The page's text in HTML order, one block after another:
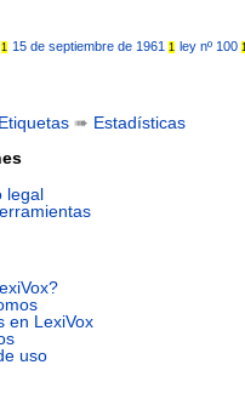
1 15 de septiembre de 1961 1 ley nº 100
Etiquetas➠ Estadísticas
legal
en LexiVox
uso